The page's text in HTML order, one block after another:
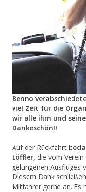
Benno
viel Zeit für die
wir alle ihm und
Dankeschön!!
Auf der Rückfahrt
Löffler, die vom
gelungenen Ausfluges
Diesem Dank
Mitfahrer gerne an. Es